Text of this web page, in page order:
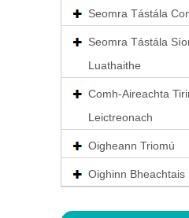
Seomra Tástála
Seomra Tástála
Luathaithe
Comh-Aireachta
Leictreonach
Oigheann Triomú
Oighinn Bheachtais